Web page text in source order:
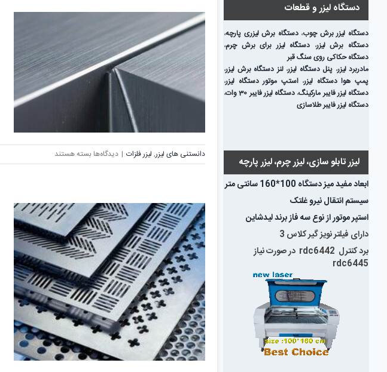
برش
فلزات؛
راهنمای
جامع
برای
کار
دستگاه
لیزر
دانستنی های لیزر, لیزر فلزات | دیدگاه‌ها برای
۱۰
بر
کیفیت
لبه
برش
در
دستگاه‌های
لیزر
فلزات
بسته هستند
دستگاه لیزر و قطعات
دستگاه لیزر برش چوب،دستگاه برش لیزری پارچه،
دستگاه برش لیزر، دستگاه لیزر برای برش چرم،
دستگاه حکاکی روی سنگ قبر
مادربرد لیزر، پنل دستگاه لیزر،لنز دستگاه برش لیزر،
پمپ هوا دستگاه لیزر،استپ موتور دستگاه لیزر،
دستگاه لیزر فایبر مارکینگ، دستگاه لیزر فایبر 30 وات
،
دستگاه لیزر فایبر طلاسازی
لیزر تابلو سازی، لیزر چرم، لیزر پارچه
ابعاد مفید میز دستگاه 100*160 سانتی متر
سیستم انتقال نیرو غلتک
استپر موتور از نوع سه فاز برند لیدشاین
دارای فیلتر نویز گیر کلاس 3
برد کنترل rdc6442 در صورت نیاز
rdc6445